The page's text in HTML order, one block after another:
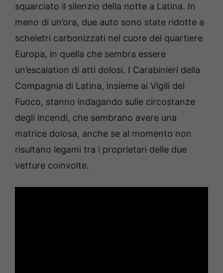
squarciato il silenzio della notte a Latina. In
meno di un’ora, due auto sono state ridotte a
scheletri carbonizzati nel cuore del quartiere
Europa, in quella che sembra essere
un’escalation di atti dolosi. I Carabinieri della
Compagnia di Latina, insieme ai Vigili del
Fuoco, stanno indagando sulle circostanze
degli incendi, che sembrano avere una
matrice dolosa, anche se al momento non
risultano legami tra i proprietari delle due
vetture coinvolte.